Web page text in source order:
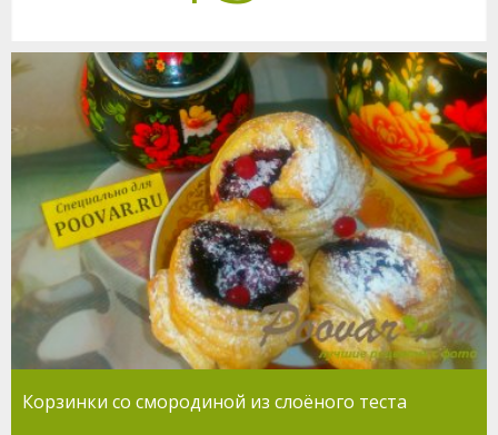
Корзинки со смородиной из слоёного теста